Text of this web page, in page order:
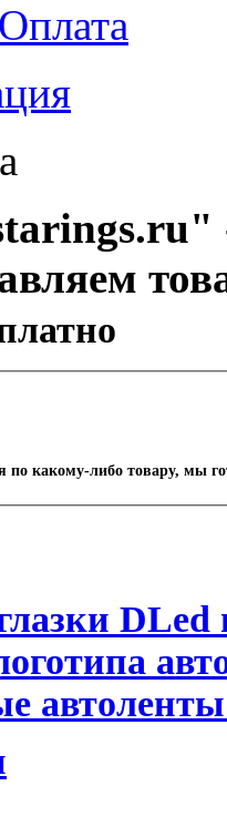
по какому-либо товару, мы
DLed